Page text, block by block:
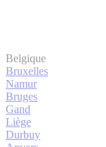
Belgique
Bruxelles
Namur
Bruges
Gand
Liège
Durbuy